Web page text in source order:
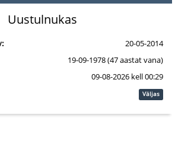
Uustulnukas
20-05-2014
19-09-1978 (47 aastat vana)
09-08-2026 kell 00:29
Väljas